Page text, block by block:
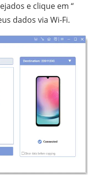
e clique em “
dados via Wi-Fi.